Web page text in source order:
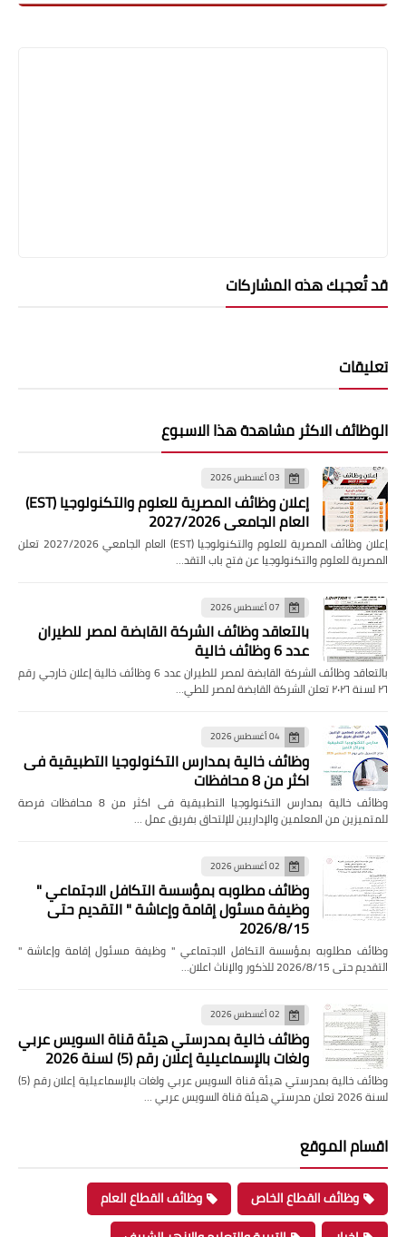
قد تُعجبك هذه المشاركات
تعليقات
الوظائف الاكثر مشاهدة هذا الاسبوع
03 أغسطس 2026
إعلان وظائف المصرية للعلوم والتكنولوجيا (EST)
العام الجامعي 2027/2026
إعلان وظائف المصرية للعلوم والتكنولوجيا (EST) العام الجامعي 2027/2026 تعلن
المصرية للعلوم والتكنولوجيا عن فتح باب التقد…
07 أغسطس 2026
بالتعاقد وظائف الشركة القابضة لمصر للطيران
عدد 6 وظائف خالية
بالتعاقد وظائف الشركة القابضة لمصر للطيران عدد 6 وظائف خالية إعلان خارجي رقم
٢٦ لسنة ٢٠٢٦ تعلن الشركة القابضة لمصر للطي…
04 أغسطس 2026
وظائف خالية بمدارس التكنولوجيا التطبيقية فى
اكثر من 8 محافظات
وظائف خالية بمدارس التكنولوجيا التطبيقية فى اكثر من 8 محافظات فرصة
للمتميزين من المعلمين والإداريين للإلتحاق بفريق عمل …
02 أغسطس 2026
وظائف مطلوبه بمؤسسة التكافل الاجتماعي "
وظيفة مسئول إقامة وإعاشة " التقديم حتى
2026/8/15
وظائف مطلوبه بمؤسسة التكافل الاجتماعي " وظيفة مسئول إقامة وإعاشة "
التقديم حتى 2026/8/15 للذكور والإناث اعلان…
02 أغسطس 2026
وظائف خالية بمدرستي هيئة قناة السويس عربي
ولغات بالإسماعيلية إعلان رقم (5) لسنة 2026
وظائف خالية بمدرستي هيئة قناة السويس عربي ولغات بالإسماعيلية إعلان رقم (5)
لسنة 2026 تعلن مدرستي هيئة قناة السويس عربي …
اقسام الموقع
وظائف القطاع الخاص
وظائف القطاع العام